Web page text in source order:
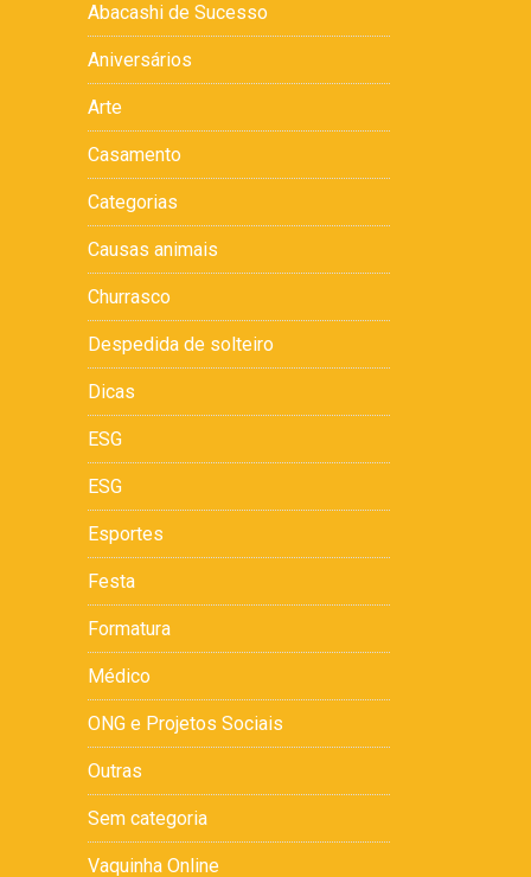
Abacashi de Sucesso
Aniversários
Arte
Casamento
Categorias
Causas animais
Churrasco
Despedida de solteiro
Dicas
ESG
ESG
Esportes
Festa
Formatura
Médico
ONG e Projetos Sociais
Outras
Sem categoria
Vaquinha Online